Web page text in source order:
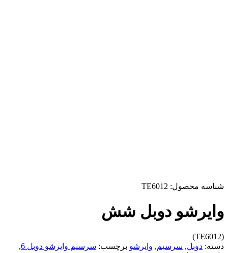
شناسه محصول: TE6012
وایرشو دوبل شش
(TE6012)
دسته: دوبل, سرسیم, وایرشو برچسب: سرسیم وایرشو دوبل 6
,